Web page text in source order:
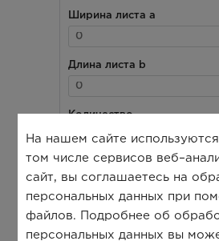
На нашем сайте
том числе сервисов
сайт, вы соглашаетесь на
персональных данных при
файлов. Подробнее об
персональных данных вы